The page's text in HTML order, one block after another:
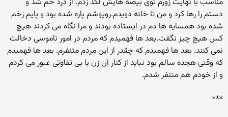
دستم را رها کرد و من تا خانه دویدم.روپوشم پاره شده بود و پایم زخم
شده بود همسایه ها دم در ایستاده بودند و مرا نگاه می کردند هیچ
کس هیچ چیز نگفت.بعد ها فهمیدم که مردم در امور ناموسی دخالت
نمی کنند. بعد ها فهمیدم که چقدر از این مردم متنفرم. بعد ها فهمیدم
که وقتی هجده سالم بود نباید از کنار آن زن با بی تفاوتی عبور می کردم
و از خودم هم متنفر شدم.
***